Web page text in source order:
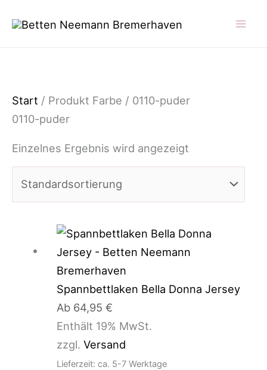
Inhalt
Start / Produkt Farbe / 0110-puder
0110-puder
Einzelnes Ergebnis wird angezeigt
Spannbettlaken Bella Donna Jersey
Ab 64,95 €
Enthält 19% MwSt.
zzgl. Versand
Lieferzeit: ca. 5-7 Werktage